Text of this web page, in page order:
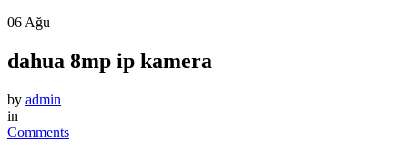
06 Ağu
dahua 8mp ip kamera
by admin
in
Comments